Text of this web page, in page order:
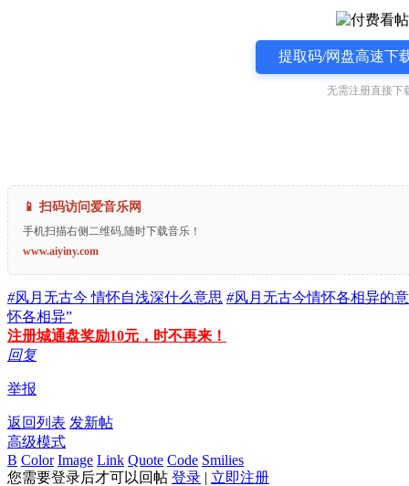
提取码/网盘高速下
无需注册直接下
📱 扫码访问爱音乐网
手机扫描右侧二维码,随时下载音乐！
www.aiyiny.com
#风月无古今 情怀自浅深什么意思 #风月无古今情怀各相异的
怀各相异”
注册城通盘奖励10元，时不再来！
回复
举报
返回列表 发新帖
高级模式
B Color Image Link Quote Code Smilies
您需要登录后才可以回帖 登录 | 立即注册